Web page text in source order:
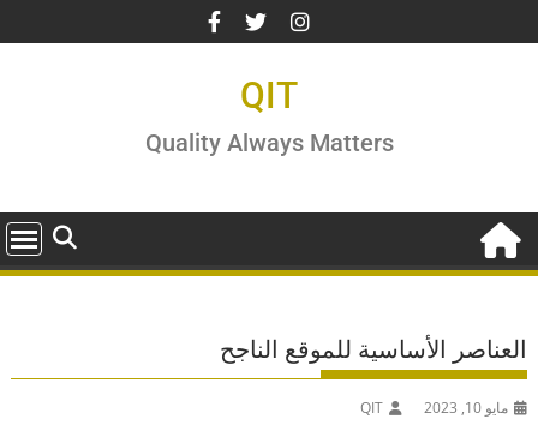
to
QIT
Quality Always Matters
العناصر الأساسية للموقع الناجح
مايو 10, 2023 QIT